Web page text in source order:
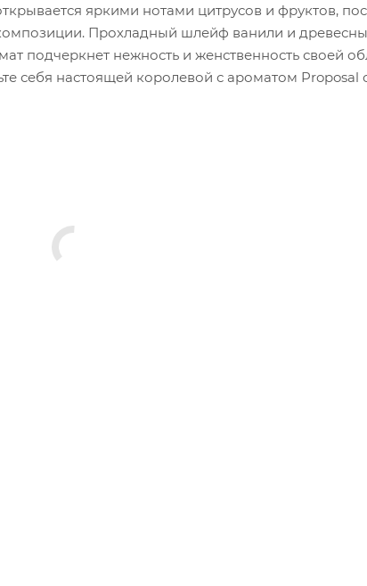
яркими нотами цитрусов и фруктов,
Прохладный шлейф ванили и
подчеркнет нежность и женственность своей
себя настоящей королевой с ароматом Proposal